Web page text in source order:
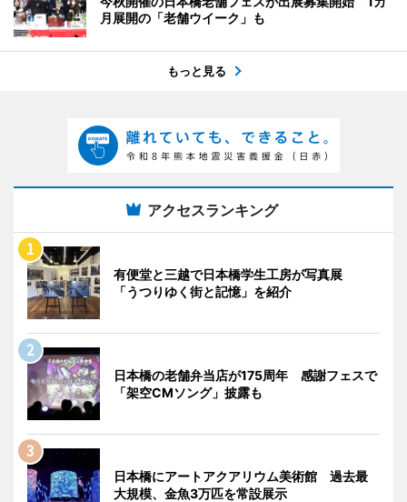
月展開の「老舗ウイーク」も
もっと見る
アクセスランキング
有便堂と三越で日本橋学生工房が写真展
「うつりゆく街と記憶」を紹介
日本橋の老舗弁当店が175周年 感謝フェスで
「架空CMソング」披露も
日本橋にアートアクアリウム美術館 過去最
大規模、金魚3万匹を常設展示